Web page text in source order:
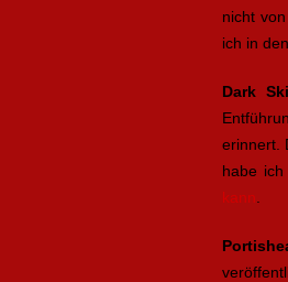
nicht
ich in
Dark
erinnert.
habe
kann